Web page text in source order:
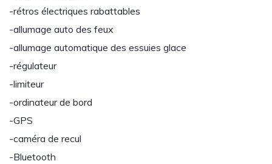
-rétros électriques rabattables
-allumage auto des feux
-allumage automatique des essuies glace
-régulateur
-limiteur
-ordinateur de bord
-GPS
-caméra de recul
-Bluetooth